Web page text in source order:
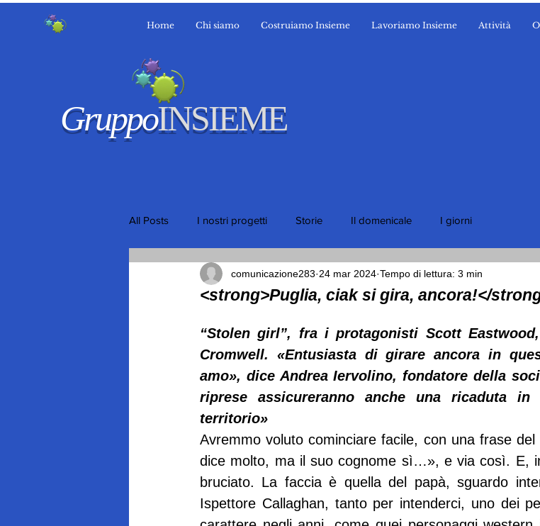
GruppoINSIEME
Home Chi siamo Costruiamo Insieme Lavoriamo Insieme Attività
All Posts I nostri progetti Storie Il domenicale I giorni
<strong>Puglia, ciak si gira, ancora!</
comunicazione283 24 mar 2024 Tempo di lettura: 3 min
“Stolen girl”, fra i protagonisti Scott
Cromwell. «Entusiasta di girare ancora in
amo», dice Andrea Iervolino, fondatore della
riprese assicureranno anche una ricaduta
territorio»
Avremmo voluto cominciare facile, con una frase
dice molto, ma il suo cognome sì…», e via così. E,
bruciato. La faccia è quella del papà, sguardo
Ispettore Callaghan, tanto per intenderci, uno dei